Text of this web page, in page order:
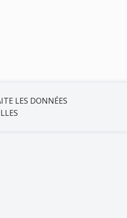
LES DONNÉES